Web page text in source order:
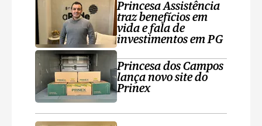
Princesa Assistência
traz benefícios em
vida e fala de
investimentos em PG
Princesa dos Campos
lança novo site do
Prinex